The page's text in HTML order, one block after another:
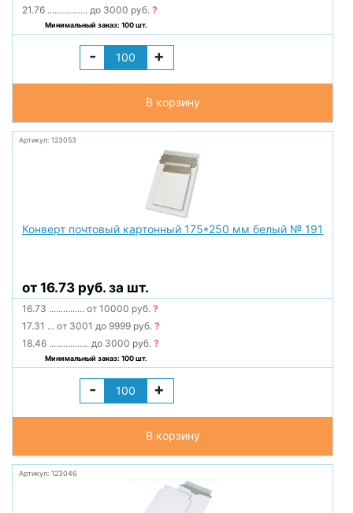
21.76 ................. до 3000 руб.?
Минимальный заказ: 100 шт.
- +
В корзину
Артикул: 123053
Конверт почтовый картонный 175*250 мм белый № 191
от 16.73 руб. за шт.
16.73 ............... от 10000 руб.?
17.31 ... от 3001 до 9999 руб.?
18.46 ................. до 3000 руб.?
Минимальный заказ: 100 шт.
- +
В корзину
Артикул: 123046